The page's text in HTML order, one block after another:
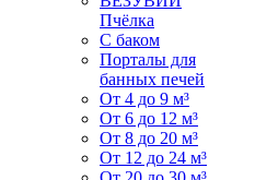
Пчёлка
С баком
Порталы для
банных печей
От 4 до 9 м³
От 6 до 12 м³
От 8 до 20 м³
От 12 до 24 м³